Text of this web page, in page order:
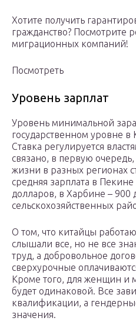
Хотите получить
гражданство? Посмотрите
миграционных компаний!
Посмотреть
Уровень зарплат
Уровень минимальной
государственном уровне в
Ставка регулируется
связано, в первую
жизни в разных регионах
средняя зарплата в
долларов, в Харбине – 900
сельскохозяйственных
О том, что китайцы
слышали все, но не все
труд, а добровольное
сверхурочные
Кроме того, для женщин и
будет одинаковой. Все
квалификации, а
значения.